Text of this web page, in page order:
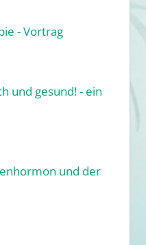
- Vortrag
und gesund! - ein
und der